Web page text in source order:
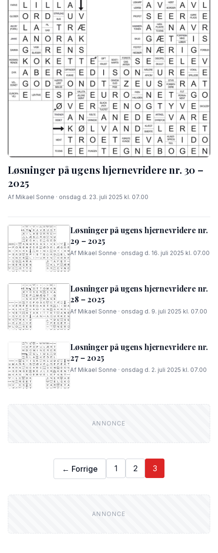
Løsninger på ugens hjernevridere nr. 30 –
2025
Af Mikael Sonne · onsdag d. 23. juli 2025 kl. 07.00
Løsninger på ugens hjernevridere nr.
29 – 2025
Af Mikael Sonne · onsdag d. 16. juli 2025 kl. 07.00
Løsninger på ugens hjernevridere nr.
28 – 2025
Af Mikael Sonne · onsdag d. 9. juli 2025 kl. 07.00
Løsninger på ugens hjernevridere nr.
27 – 2025
Af Mikael Sonne · onsdag d. 2. juli 2025 kl. 07.00
← Forrige 1 2 3